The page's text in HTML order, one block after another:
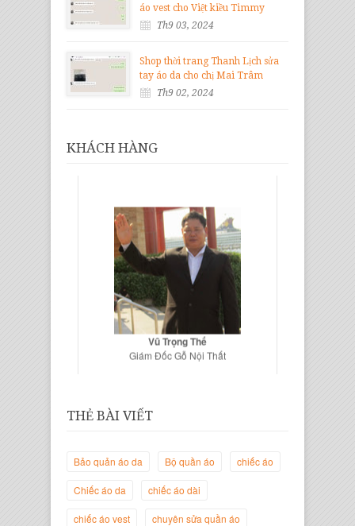
áo vest cho Việt kiều Timmy
Th9 03, 2024
Shop thời trang Thanh Lịch sửa
tay áo da cho chị Mai Trâm
Th9 02, 2024
KHÁCH HÀNG
Vũ Trọng Thế
Giám Đốc Gỗ Nội Thất
THẺ BÀI VIẾT
Bảo quản áo da Bộ quần áo chiếc áo
Chiếc áo da chiếc áo dài
chiếc áo vest chuyên sửa quần áo